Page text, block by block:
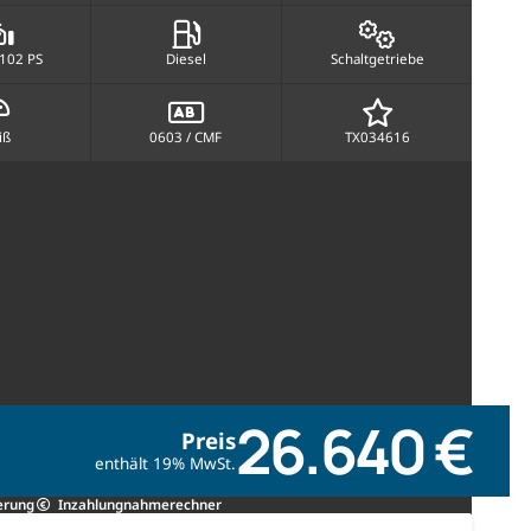
PS Diesel Schaltgetriebe
0603 / CMF TX034616
Preis
enthält 19% MwSt.26.640 €
Inzahlungnahmerechner